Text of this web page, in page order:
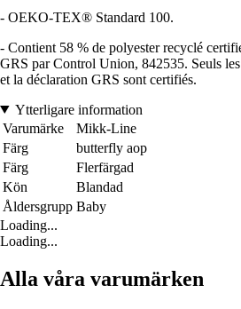
- OEKO-TEX® Standard 100.
- Contient 58 % de polyester recyclé
GRS par Control Union, 842535. Seuls
et la déclaration GRS sont certifiés.
Ytterligare information
Varumärke
Mikk-Line
Färg
butterfly aop
Färg
Flerfärgad
Kön
Blandad
Åldersgrupp Baby
Loading...
Loading...
Alla våra varumärken